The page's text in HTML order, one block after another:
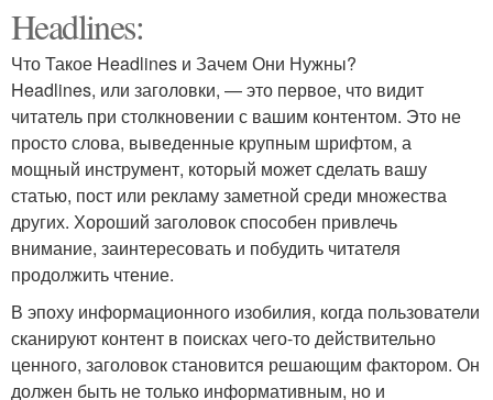
Headlines:
Что Такое Headlines и Зачем Они Нужны?
Headlines, или заголовки, — это первое, что видит
читатель при столкновении с вашим контентом. Это не
просто слова, выведенные крупным шрифтом, а
мощный инструмент, который может сделать вашу
статью, пост или рекламу заметной среди множества
других. Хороший заголовок способен привлечь
внимание, заинтересовать и побудить читателя
продолжить чтение.
В эпоху информационного изобилия, когда пользователи
сканируют контент в поисках чего-то действительно
ценного, заголовок становится решающим фактором. Он
должен быть не только информативным, но и